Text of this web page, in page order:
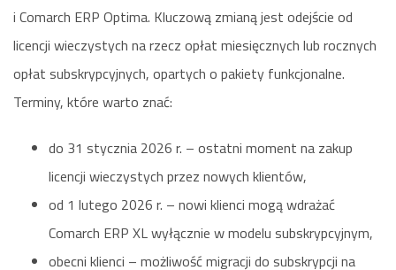
i Comarch ERP Optima. Kluczową zmianą jest odejście od
licencji wieczystych na rzecz opłat miesięcznych lub rocznych
opłat subskrypcyjnych, opartych o pakiety funkcjonalne.
Terminy, które warto znać:
do 31 stycznia 2026 r. – ostatni moment na zakup
licencji wieczystych przez nowych klientów,
od 1 lutego 2026 r. – nowi klienci mogą wdrażać
Comarch ERP XL wyłącznie w modelu subskrypcyjnym,
obecni klienci – możliwość migracji do subskrypcji na